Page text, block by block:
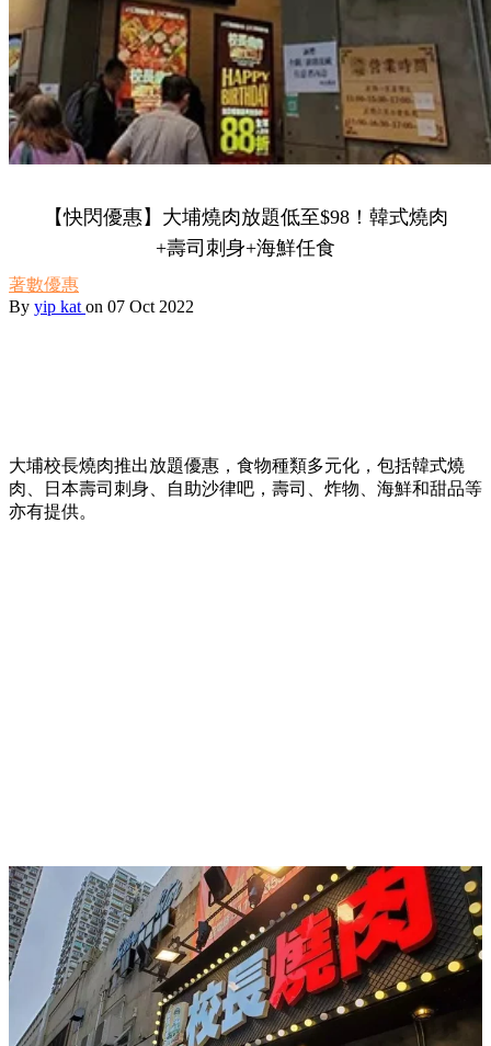
【快閃優惠】大埔燒肉放題低至$98！韓式燒肉
+壽司刺身+海鮮任食
著數優惠
By yip kat on 07 Oct 2022
大埔校長燒肉推出放題優惠，食物種類多元化，包括韓式燒
肉、日本壽司刺身、自助沙律吧，壽司、炸物、海鮮和甜品等
亦有提供。